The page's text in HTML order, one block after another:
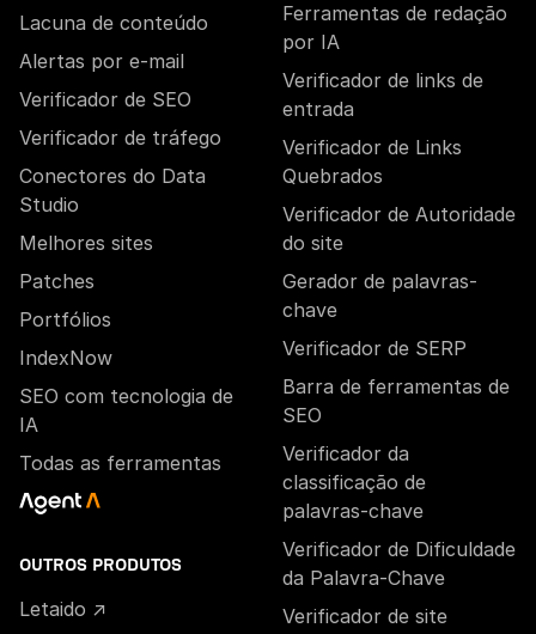
Lacuna de conteúdo
Alertas por e-mail
Verificador de SEO
Verificador de tráfego
Conectores do Data
Studio
Melhores sites
Patches
Portfólios
IndexNow
SEO com tecnologia de
IA
Todas as ferramentas
OUTROS PRODUTOS
Letaido ↗
Ferramentas de redação
por IA
Verificador de links de
entrada
Verificador de Links
Quebrados
Verificador de Autoridade
do site
Gerador de palavras-
chave
Verificador de SERP
Barra de ferramentas de
SEO
Verificador da
classificação de
palavras-chave
Verificador de Dificuldade
da Palavra-Chave
Verificador de site